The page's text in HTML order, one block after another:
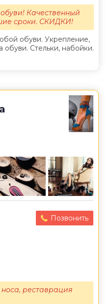
обуви. Укрепление,
обуви. Стельки, набойки.
Качественный
сроки. СКИДКИ!
Позвонить
реставрация